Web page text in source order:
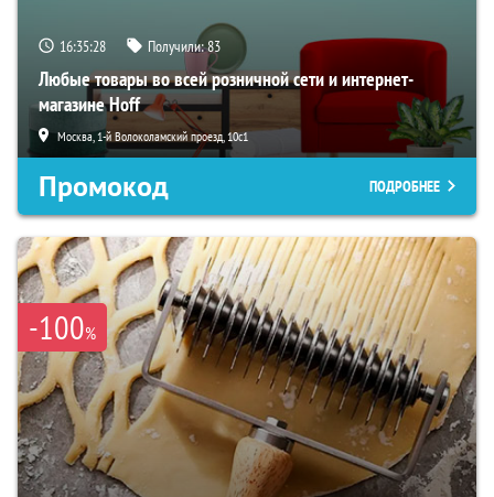
16:35:26 Получили:83
Любые товары во всей розничной сети и интернет-
магазине Hoff
Москва, 1-й Волоколамский проезд, 10с1
Промокод ПОДРОБНЕЕ
-100%